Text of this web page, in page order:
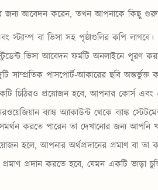
জন্য আবেদন করেন, তখন আপনাকে কিছু
স্ট্যাম্প বা ভিসা সহ পৃষ্ঠাগুলির কপি লাগবে।
ভিসা আবেদন ফর্মটি অনলাইনে পূরণ
সাম্প্রতিক পাসপোর্ট-আকারের ছবি
চিঠিরও প্রয়োজন হবে, আপনার কোর্স এবং
ব্যাঙ্ক অ্যাকাউন্ট থেকে ব্যাঙ্ক
করতে পারেন তা দেখানোর জন্য আপনি
হলে, আপনার অর্থপ্রদানের প্রমাণ বা তা
প্রদান করতে হবে, যেমন একটি ভাড়া